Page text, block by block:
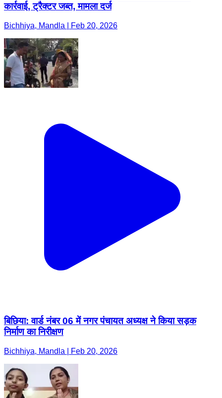
कार्रवाई, ट्रैक्टर जब्त, मामला दर्ज
Bichhiya, Mandla | Feb 20, 2026
बिछिया: वार्ड नंबर 06 में नगर पंचायत अध्यक्ष ने किया सड़क
निर्माण का निरीक्षण
Bichhiya, Mandla | Feb 20, 2026